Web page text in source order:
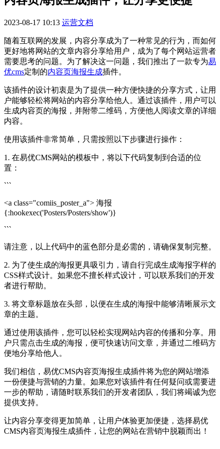
2023-08-17 10:13 运营文档
随着互联网的发展，内容分享成为了一种常见的行为，而如何
更好地将网站的文章内容分享给用户，成为了每个网站运营者
需要思考的问题。为了解决这一问题，我们推出了一款专为易
优cms定制的内容页海报生成插件。
该插件的设计初衷是为了提供一种方便快捷的分享方式，让用
户能够轻松将网站的内容分享给他人。通过该插件，用户可以
生成内容页的海报，并附带二维码，方便他人阅读文章的详细
内容。
使用该插件非常简单，只需按照以下步骤进行操作：
1. 在易优CMS网站的模板中，将以下代码复制到合适的位
置：
```
<a class="comiis_poster_a"> 海报
{:hookexec('Posters/Posters/show')}
```
请注意，以上代码中的蓝色部分是必需的，请确保复制完整。
2. 为了使生成的海报更具吸引力，请自行完成生成海报字样的
CSS样式设计。如果您不擅长样式设计，可以联系我们的开发
者进行帮助。
3. 将文章标题放在头部，以便在生成的海报中能够清晰展示文
章的主题。
通过使用该插件，您可以轻松实现网站内容的传播和分享。用
户只需点击生成的海报，便可快速访问文章，并通过二维码方
便地分享给他人。
我们相信，易优CMS内容页海报生成插件将为您的网站增添
一份便捷与营销的力量。如果您对该插件有任何疑问或需要进
一步的帮助，请随时联系我们的开发者团队，我们将竭诚为您
提供支持。
让内容分享变得更加简单，让用户体验更加便捷，选择易优
CMS内容页海报生成插件，让您的网站在营销中脱颖而出！